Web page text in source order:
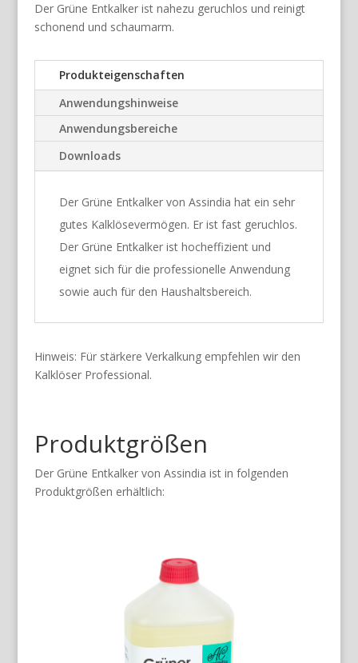
Der Grüne Entkalker ist nahezu geruchlos und reinigt
schonend und schaumarm.
Produkteigenschaften
Anwendungshinweise
Anwendungsbereiche
Downloads
Der Grüne Entkalker von Assindia hat ein sehr
gutes Kalklösevermögen. Er ist fast geruchlos.
Der Grüne Entkalker ist hocheffizient und
eignet sich für die professionelle Anwendung
sowie auch für den Haushaltsbereich.
Hinweis: Für stärkere Verkalkung empfehlen wir den
Kalklöser Professional.
Produktgrößen
Der Grüne Entkalker von Assindia ist in folgenden
Produktgrößen erhältlich: